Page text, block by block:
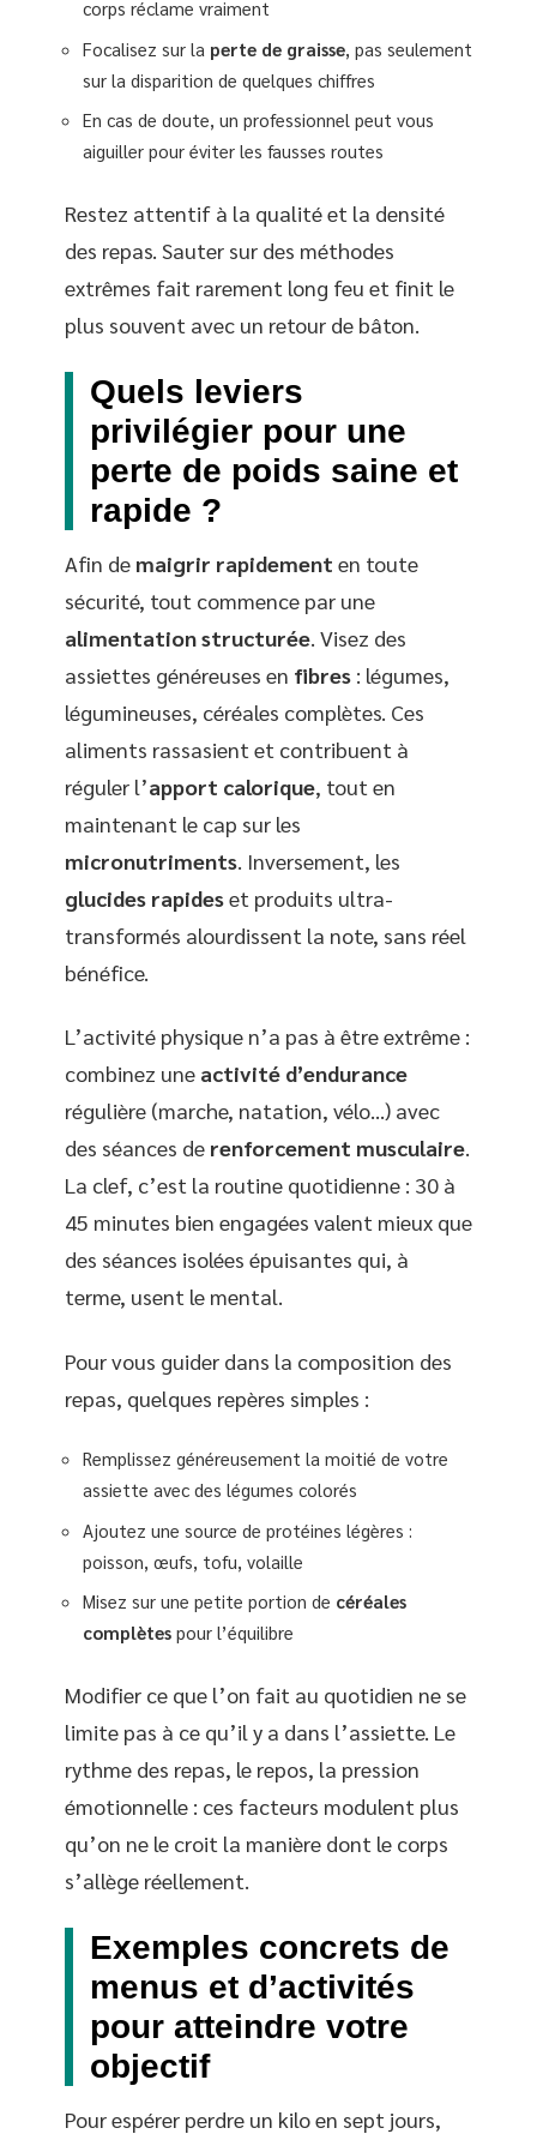
corps réclame vraiment
Focalisez sur la perte de graisse , pas seulement
sur la disparition de quelques chiffres
En cas de doute, un professionnel peut vous
aiguiller pour éviter les fausses routes
Restez attentif à la qualité et la densité
des repas. Sauter sur des méthodes
extrêmes fait rarement long feu et finit le
plus souvent avec un retour de bâton.
Quels leviers
privilégier pour une
perte de poids saine et
rapide ?
Afin de maigrir rapidement en toute
sécurité, tout commence par une
alimentation structurée . Visez des
assiettes généreuses en fibres : légumes,
légumineuses, céréales complètes. Ces
aliments rassasient et contribuent à
réguler l’apport calorique, tout en
maintenant le cap sur les
micronutriments . Inversement, les
glucides rapideset produits ultra-
transformés alourdissent la note, sans réel
bénéfice.
L’activité physique n’a pas à être extrême :
combinez une activité d’endurance
régulière (marche, natation, vélo…) avec
des séances de renforcement musculaire.
La clef, c’est la routine quotidienne : 30 à
45 minutes bien engagées valent mieux que
des séances isolées épuisantes qui, à
terme, usent le mental.
Pour vous guider dans la composition des
repas, quelques repères simples :
Remplissez généreusement la moitié de votre
assiette avec des légumes colorés
Ajoutez une source de protéines légères :
poisson, œufs, tofu, volaille
Misez sur une petite portion de céréales
complètes pour l’équilibre
Modifier ce que l’on fait au quotidien ne se
limite pas à ce qu’il y a dans l’assiette. Le
rythme des repas, le repos, la pression
émotionnelle : ces facteurs modulent plus
qu’on ne le croit la manière dont le corps
s’allège réellement.
Exemples concrets de
menus et d’activités
pour atteindre votre
objectif
Pour espérer perdre un kilo en sept jours,